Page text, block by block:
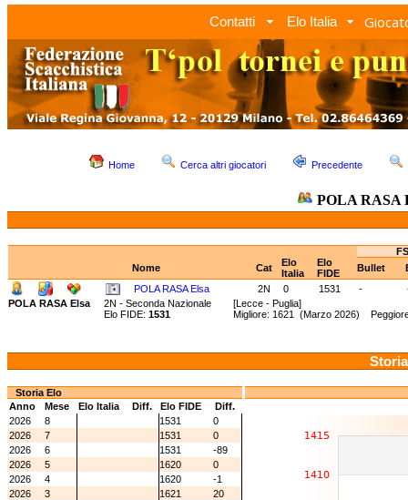
Contatti Elo Italia
Home Cerca altri giocatori Precedente
POLA RASA
Nome
Cat
Elo
Italia
Elo
FIDE
Bullet
POLA RASA Elsa
2N 0 1531 -
POLA RASA Elsa
2N - Seconda Nazionale [Lecce - Puglia]
Elo FIDE: 1531 Migliore: 1621 (Marzo 2026)
Storia Elo
Anno
Mese Elo Italia Diff. Elo FIDE
Diff.
2026
8 1531
0
2026
7 1531
0
2026
6 1531
-89
2026
5 1620
0
2026
4 1620
-1
2026
3 1621
20